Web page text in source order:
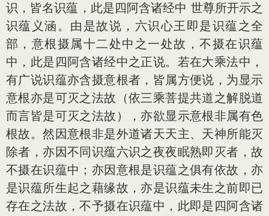
识，皆名识蕴，此是四阿含诸经中 世尊所开示之
识蕴义涵。由是故说，六识心王即是识蕴之全
部，意根摄属十二处中之一处故，不摄在识蕴
中，此是四阿含诸经中之正说。若在大乘法中，
有广说识蕴亦含摄意根者，皆属方便说，为显示
意根亦是可灭之法故（依三乘菩提共道之解脱道
而言皆是可灭之法故），亦欲显示意根非属有色
根故。然因意根非是外道诸天天主、天神所能灭
除者，亦因不同识蕴六识之夜夜眠熟即灭者，故
不摄在识蕴中；亦因意根是识蕴之俱有依故，亦
是识蕴所生起之藉缘故，亦是识蕴未生之前即已
存在之法故，不予摄在识蕴中，此即是四阿含诸